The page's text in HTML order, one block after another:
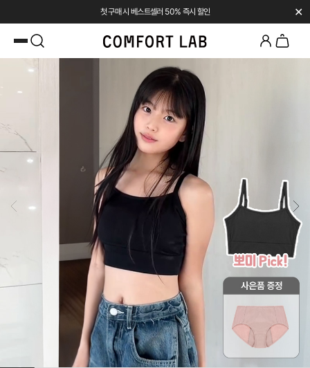
첫 구매 시 베스트셀러 50% 즉시 할인 ✕